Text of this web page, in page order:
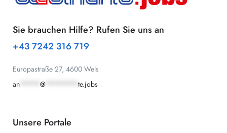
Sie brauchen Hilfe? Rufen Sie uns an
+43 7242 316 719
Europastraße 27, 4600 Wels
an
@ te.jobs
Unsere Portale